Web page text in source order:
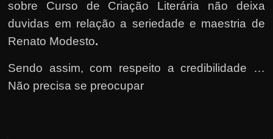
sobre Curso de Criação Literária não deixa
duvidas em relação a seriedade e maestria de
Renato Modesto.
Sendo assim, com respeito a credibilidade …
Não precisa se preocupar